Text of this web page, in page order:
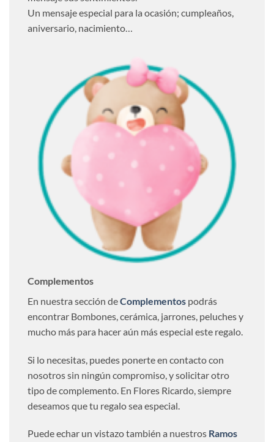
Un mensaje especial para la ocasión; cumpleaños,
aniversario, nacimiento…
Complementos
En nuestra sección deComplementos podrás
encontrar Bombones, cerámica, jarrones, peluches y
mucho más para hacer aún más especial este regalo.
Si lo necesitas, puedes ponerte en contacto con
nosotros sin ningún compromiso, y solicitar otro
tipo de complemento. En Flores Ricardo, siempre
deseamos que tu regalo sea especial.
Puede echar un vistazo también a nuestros Ramos